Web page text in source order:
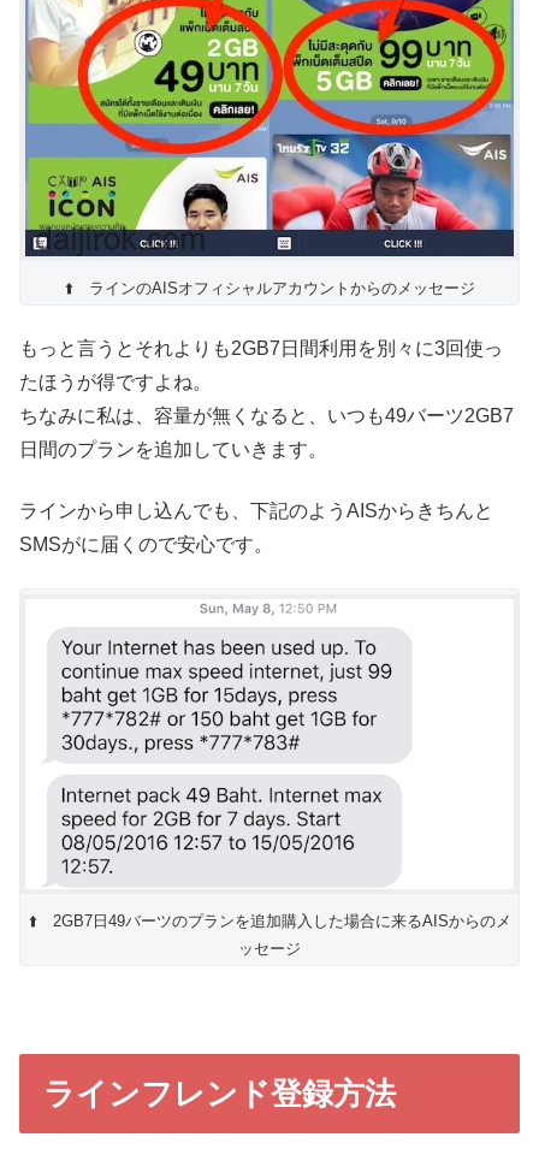
⬆️ ラインのAISオフィシャルアカウントからのメッセージ
もっと言うとそれよりも2GB7日間利用を別々に3回使っ
たほうが得ですよね。
ちなみに私は、容量が無くなると、いつも49バーツ2GB7
日間のプランを追加していきます。
ラインから申し込んでも、下記のようAISからきちんと
SMSがに届くので安心です。
⬆️ 2GB7日49バーツのプランを追加購入した場合に来るAISからのメ
ッセージ
ラインフレンド登録方法